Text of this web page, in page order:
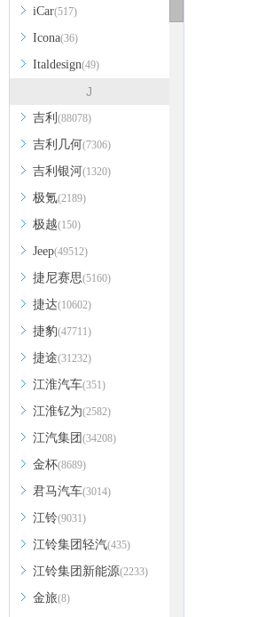
iCar(517)
Icona(36)
Italdesign(49)
J
吉利 (88078)
吉利几何(7306)
吉利银河(1320)
极氪(2189)
极越(150)
Jeep(49512)
捷尼赛思(5160)
捷达(10602)
捷豹(47711)
捷途(31232)
江淮汽车(351)
江淮钇为(2582)
江汽集团 (34208)
金杯(8689)
君马汽车(3014)
江铃(9031)
江铃集团轻汽(435)
江铃集团新能源(2233)
金旅(8)